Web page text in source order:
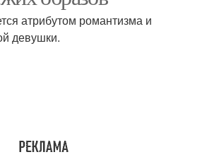
атрибутом романтизма и
девушки.